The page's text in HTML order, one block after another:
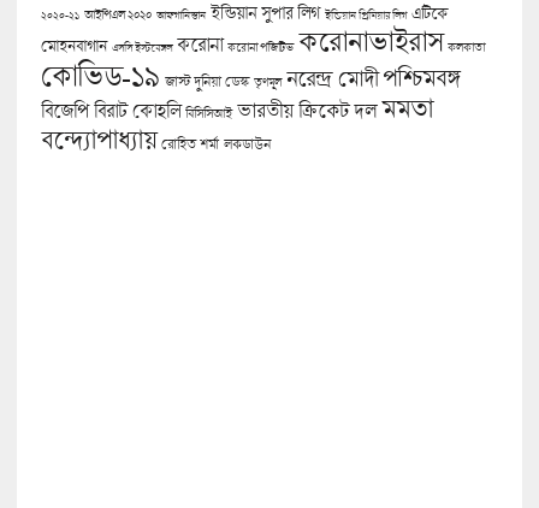
২০২০-২১ আইপিএল ২০২০ আফগানিস্তান ইন্ডিয়ান সুপার লিগ ইন্ডিয়ান প্রিমিয়ার লিগ এটিকে
মোহনবাগান এসসি ইস্টবেঙ্গল করোনা করোনা পজিটিভ করোনাভাইরাস কলকাতা
কোভিড-১৯ জাস্ট দুনিয়া ডেস্ক তৃণমূল নরেন্দ্র মোদী পশ্চিমবঙ্গ
বিজেপি বিরাট কোহলি বিসিসিআই ভারতীয় ক্রিকেট দল মমতা
বন্দ্যোপাধ্যায় রোহিত শর্মা লকডাউন